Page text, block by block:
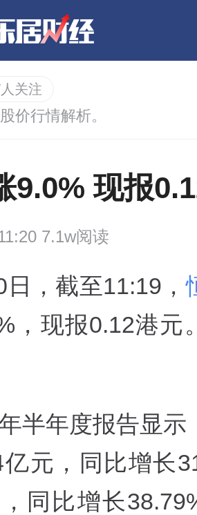
关注
价行情解析。
9.0% 现报
7.1w阅读
，截至11:19，
，现报0.12港元
半年度报告显示
元，同比增长
同比增长